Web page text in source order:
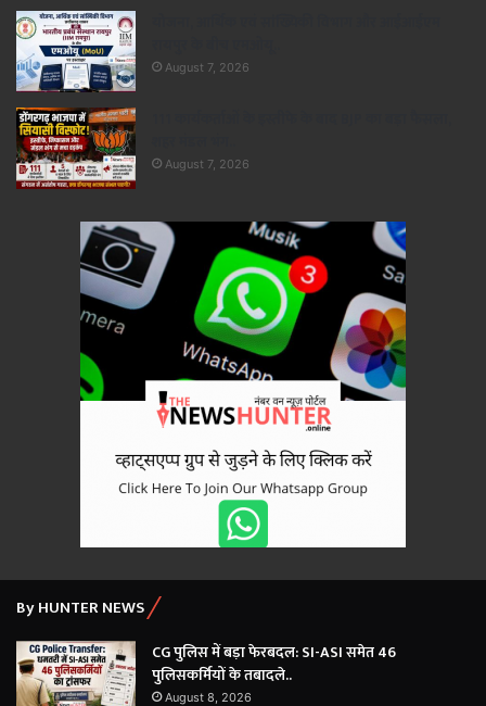
August 7, 2026
August 7, 2026
By HUNTER NEWS
CG पुलिस में बड़ा फेरबदल: SI-ASI समेत 46
पुलिसकर्मियों के तबादले..
August 8, 2026